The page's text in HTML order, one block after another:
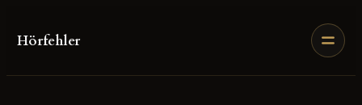
Inhalt
Hörfehler